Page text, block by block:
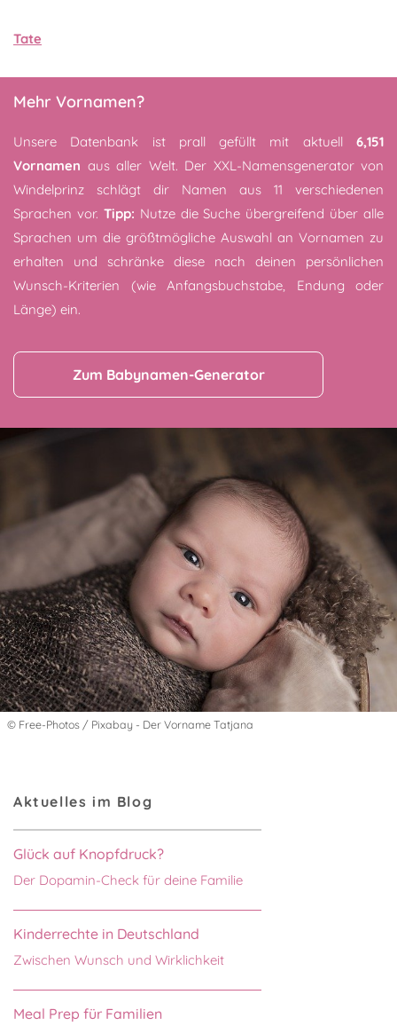
Tate
Mehr Vornamen?
Unsere Datenbank ist prall gefüllt mit aktuell 6,151
Vornamen aus aller Welt. Der XXL-Namensgenerator von
Windelprinz schlägt dir Namen aus 11 verschiedenen
Sprachen vor. Tipp: Nutze die Suche übergreifend über alle
Sprachen um die größtmögliche Auswahl an Vornamen zu
erhalten und schränke diese nach deinen persönlichen
Wunsch-Kriterien (wie Anfangsbuchstabe, Endung oder
Länge) ein.
Zum Babynamen-Generator
© Free-Photos / Pixabay - Der Vorname Tatjana
Aktuelles im Blog
Glück auf Knopfdruck?
Der Dopamin-Check für deine Familie
Kinderrechte in Deutschland
Zwischen Wunsch und Wirklichkeit
Meal Prep für Familien